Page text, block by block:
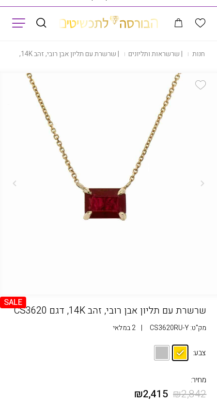
חנות |שרשראות ותליונים |שרשרת עם תליון אבן רובי, זהב 14K, דגם CS3620
Add Wishlist
SALE
שרשרת עם תליון אבן רובי, זהב 14K, דגם CS3620
מק"ט:CS3620RU-Y
| 2 במלאי
צבע:
מחיר:
₪2,842
₪2,415